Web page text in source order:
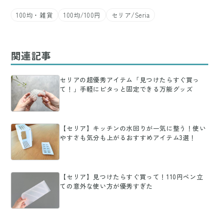
100均・雑貨 100均/100円 セリア/Seria
関連記事
セリアの超優秀アイテム「見つけたらすぐ買っ
て！」手軽にピタっと固定できる万能グッズ
【セリア】キッチンの水回りが一気に整う！使い
やすさも気分も上がるおすすめアイテム3選！
【セリア】見つけたらすぐ買って！110円ペン立
ての意外な使い方が優秀すぎた